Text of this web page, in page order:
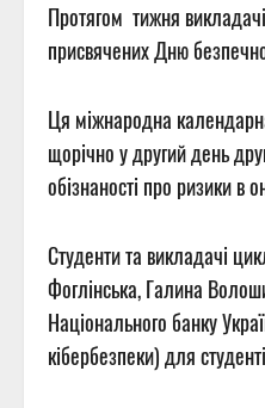
Протягом тижня
присвячених Дню
Ця міжнародна
щорічно у другий день
обізнаності про ризики в
Студенти та викладачі
Фоглінська, Галина
Національного банку
кібербезпеки) для